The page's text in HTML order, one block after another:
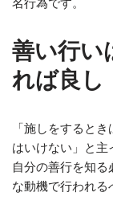
善い行い
れば良し
「施しをすると
はいけない」と主
自分の善行を知る
な動機で行われる